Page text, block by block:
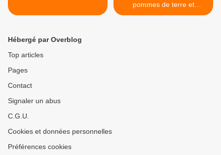
pommes de terre et
fromage frais au curry >
Hébergé par Overblog
Top articles
Pages
Contact
Signaler un abus
C.G.U.
Cookies et données personnelles
Préférences cookies